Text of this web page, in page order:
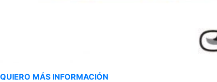
QUIERO MÁS INFORMACIÓN